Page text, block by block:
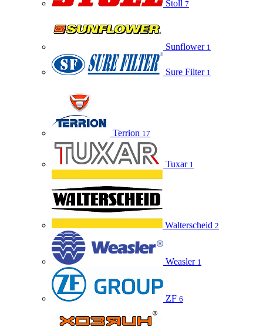
Stoll 7
Sunflower 1
Sure Filter 1
Terrion 17
Tuxar 1
Walterscheid 2
Weasler 1
ZF 6